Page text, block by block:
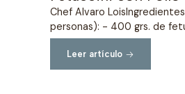
Chef Alvaro
personas): - 400 grs. de
Leer artículo